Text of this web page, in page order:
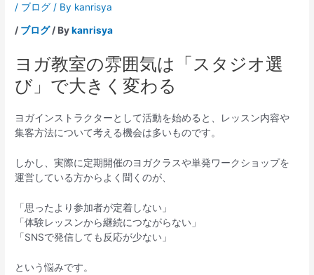
/ ブログ / By kanrisya
/ ブログ/ Bykanrisya
ヨガ教室の雰囲気は「スタジオ選
び」で大きく変わる
ヨガインストラクターとして活動を始めると、レッスン内容や
集客方法について考える機会は多いものです。
しかし、実際に定期開催のヨガクラスや単発ワークショップを
運営している方からよく聞くのが、
「思ったより参加者が定着しない」
「体験レッスンから継続につながらない」
「SNSで発信しても反応が少ない」
という悩みです。